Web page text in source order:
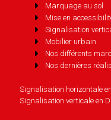
Marquage au sol
Mise en
Signalisation
Mobilier urbain
Nos différents
Nos dernières
Signalisation horizontale
Signalisation verticale en